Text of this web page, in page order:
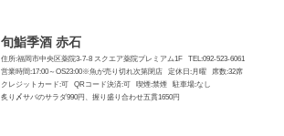
旬鮨季酒 赤石
住所:福岡市中央区薬院3-7-8 スクエア薬院プレミアム1F
TEL:092-523-6061
営業時間:17:00～OS23:00※魚が売り切れ次第閉店
定休日:月曜
席数:32席
クレジットカード:可
QRコード決済:可 喫煙:禁煙
駐車場:なし
炙り〆サバのサラダ990円、握り盛り合わせ五貫1650円